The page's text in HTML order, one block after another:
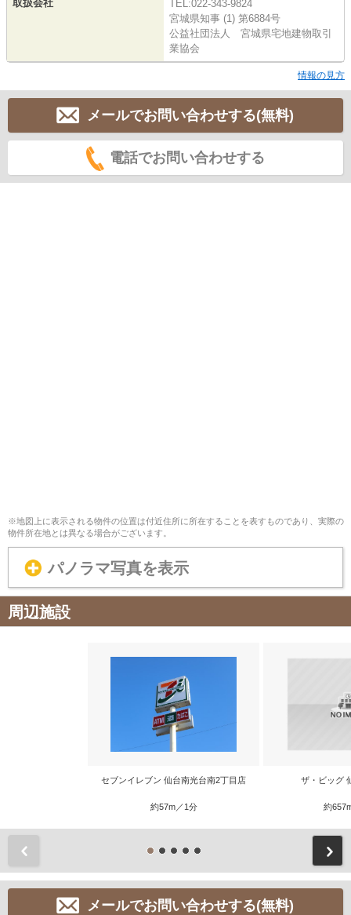
取扱会社
TEL:022-343-9824
宮城県知事 (1) 第6884号
公益社団法人 宮城県宅地建物取引
業協会
情報の見方
メールでお問い合わせする(無料)
電話でお問い合わせする
※地図上に表示される物件の位置は付近住所に所在することを表すものであり、実際の
物件所在地とは異なる場合がございます。
パノラマ写真を表示
周辺施設
セブンイレブン 仙台南光台南2丁目店
約57m／1分
ザ・ビッグ
約
メールでお問い合わせする(無料)